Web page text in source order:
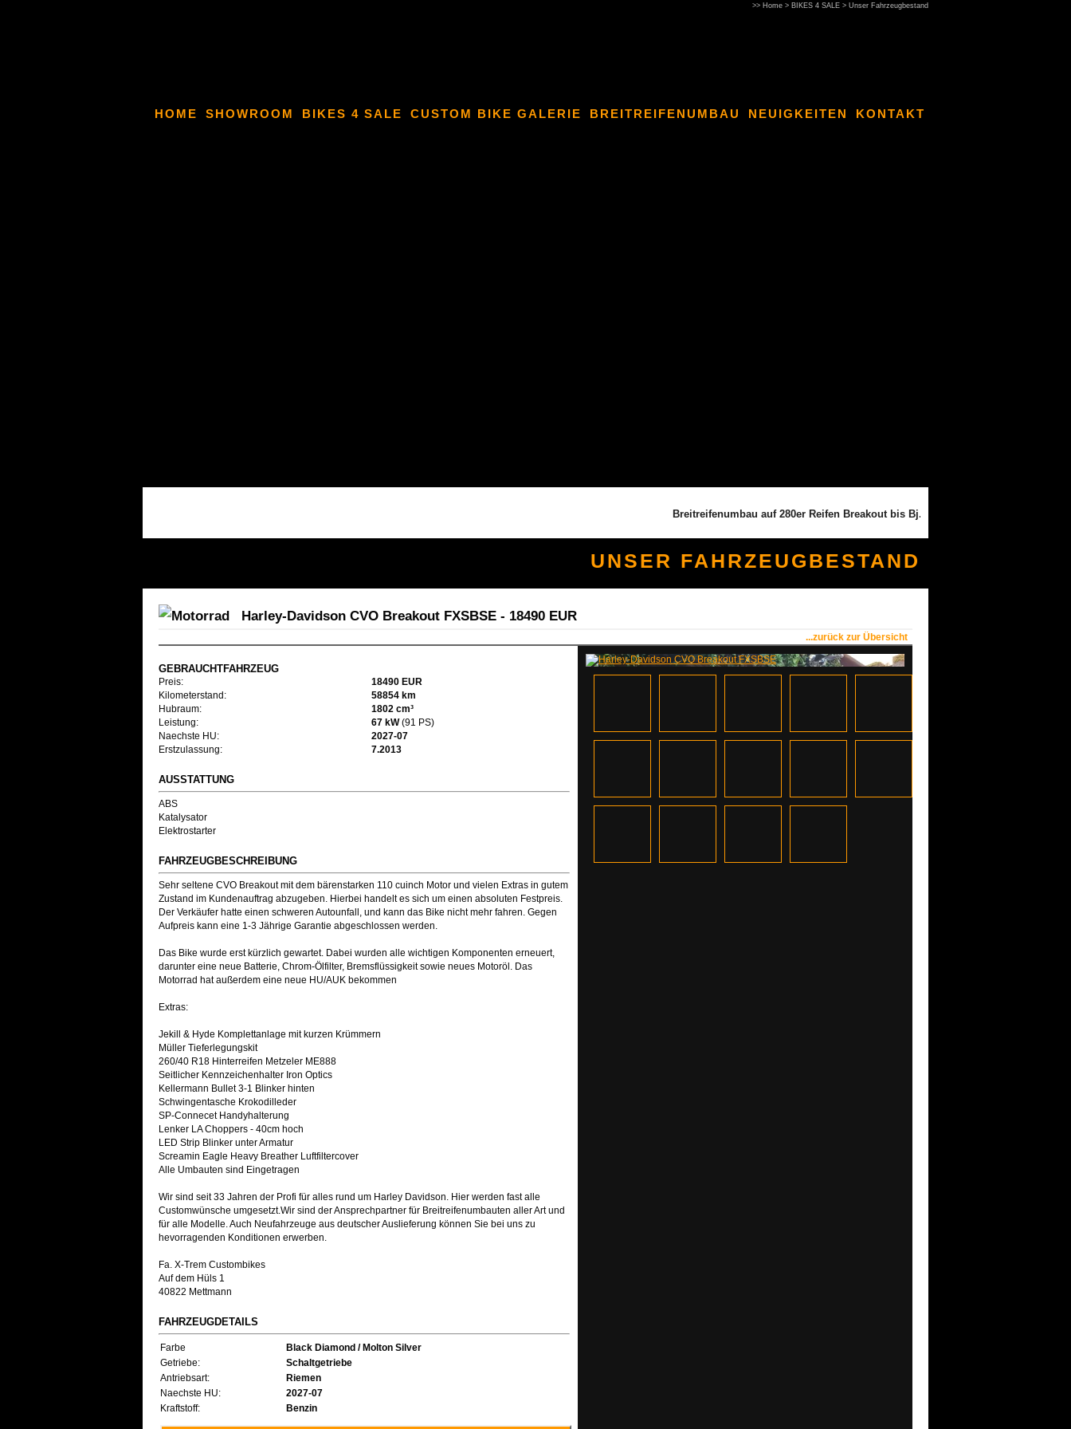
>> Home > BIKES 4 SALE > Unser Fahrzeugbestand
HOME SHOWROOM BIKES 4 SALE CUSTOM BIKE GALERIE BREITREIFENUMBAU NEUIGKEITEN KONTAKT
Breitreifenumbau auf 280er Reifen Breakout bis Bj. 2016 (2599,- Euro) ---
UNSER FAHRZEUGBESTAND
Harley-Davidson CVO Breakout FXSBSE - 18490 EUR
...zurück zur Übersicht
GEBRAUCHTFAHRZEUG
Preis:
18490 EUR
Kilometerstand:
58854 km
Hubraum:
1802 cm³
Leistung:
67 kW(91 PS)
Naechste HU:
2027-07
Erstzulassung:
7.2013
AUSSTATTUNG
ABS
Katalysator
Elektrostarter
FAHRZEUGBESCHREIBUNG
Sehr seltene CVO Breakout mit dem bärenstarken 110 cuinch Motor und vielen Extras in gutem
Zustand im Kundenauftrag abzugeben. Hierbei handelt es sich um einen absoluten Festpreis.
Der Verkäufer hatte einen schweren Autounfall, und kann das Bike nicht mehr fahren. Gegen
Aufpreis kann eine 1-3 Jährige Garantie abgeschlossen werden.
Das Bike wurde erst kürzlich gewartet. Dabei wurden alle wichtigen Komponenten erneuert,
darunter eine neue Batterie, Chrom-Ölfilter, Bremsflüssigkeit sowie neues Motoröl. Das
Motorrad hat außerdem eine neue HU/AUK bekommen
Extras:
Jekill & Hyde Komplettanlage mit kurzen Krümmern
Müller Tieferlegungskit
260/40 R18 Hinterreifen Metzeler ME888
Seitlicher Kennzeichenhalter Iron Optics
Kellermann Bullet 3-1 Blinker hinten
Schwingentasche Krokodilleder
SP-Connecet Handyhalterung
Lenker LA Choppers - 40cm hoch
LED Strip Blinker unter Armatur
Screamin Eagle Heavy Breather Luftfiltercover
Alle Umbauten sind Eingetragen
Wir sind seit 33 Jahren der Profi für alles rund um Harley Davidson. Hier werden fast alle
Customwünsche umgesetzt.Wir sind der Ansprechpartner für Breitreifenumbauten aller Art und
für alle Modelle. Auch Neufahrzeuge aus deutscher Auslieferung können Sie bei uns zu
hevorragenden Konditionen erwerben.
Fa. X-Trem Custombikes
Auf dem Hüls 1
40822 Mettmann
FAHRZEUGDETAILS
Farbe
Black Diamond / Molton Silver
Getriebe:
Schaltgetriebe
Antriebsart:
Riemen
Naechste HU:
2027-07
Kraftstoff:
Benzin